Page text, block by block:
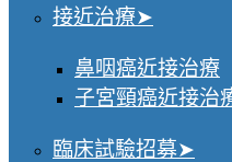
接近治療
鼻咽癌近接治療
子宮頸癌近接治
臨床試驗招募